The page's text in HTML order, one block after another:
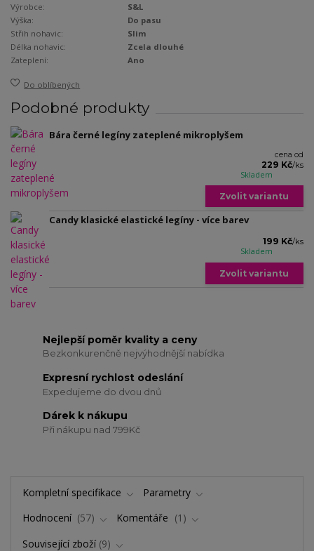
Výrobce:
S&L
Výška:
Do pasu
Střih nohavic:
Slim
Délka nohavic:
Zcela dlouhé
Zateplení:
Ano
Do oblíbených
Podobné produkty
Bára černé legíny zateplené mikroplyšem
cena od
229 Kč/ks
Skladem
Zvolit variantu
Candy klasické elastické legíny - více barev
199 Kč/ks
Skladem
Zvolit variantu
Nejlepší poměr kvality a ceny
Bezkonkurenčně nejvýhodnější nabídka
Expresní rychlost odeslání
Expedujeme do dvou dnů
Dárek k nákupu
Při nákupu nad 799Kč
Kompletní specifikace
Parametry
Hodnocení
57 Komentáře
1
Související zboží 9